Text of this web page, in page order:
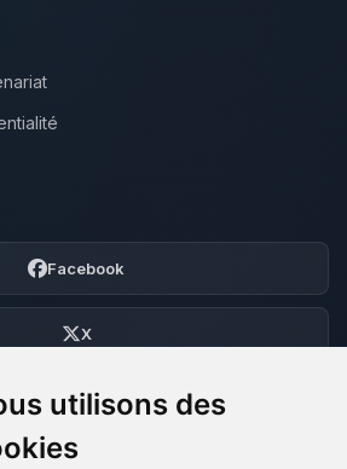
utilisons des
Facebook
X
Discord
Forum